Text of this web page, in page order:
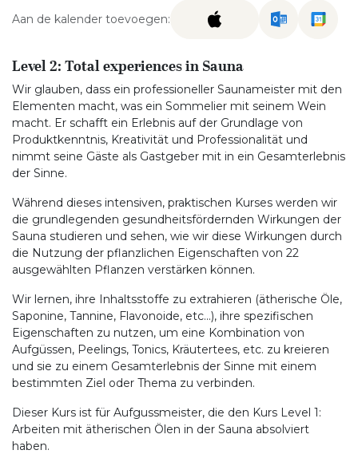
Aan de kalender toevoegen:
Level 2: Total experiences in Sauna
Wir glauben, dass ein professioneller Saunameister mit den
Elementen macht, was ein Sommelier mit seinem Wein
macht. Er schafft ein Erlebnis auf der Grundlage von
Produktkenntnis, Kreativität und Professionalität und
nimmt seine Gäste als Gastgeber mit in ein Gesamterlebnis
der Sinne.
Während dieses intensiven, praktischen Kurses werden wir
die grundlegenden gesundheitsfördernden Wirkungen der
Sauna studieren und sehen, wie wir diese Wirkungen durch
die Nutzung der pflanzlichen Eigenschaften von 22
ausgewählten Pflanzen verstärken können.
Wir lernen, ihre Inhaltsstoffe zu extrahieren (ätherische Öle,
Saponine, Tannine, Flavonoide, etc...), ihre spezifischen
Eigenschaften zu nutzen, um eine Kombination von
Aufgüssen, Peelings, Tonics, Kräutertees, etc. zu kreieren
und sie zu einem Gesamterlebnis der Sinne mit einem
bestimmten Ziel oder Thema zu verbinden.
Dieser Kurs ist für Aufgussmeister, die den Kurs Level 1:
Arbeiten mit ätherischen Ölen in der Sauna absolviert
haben.